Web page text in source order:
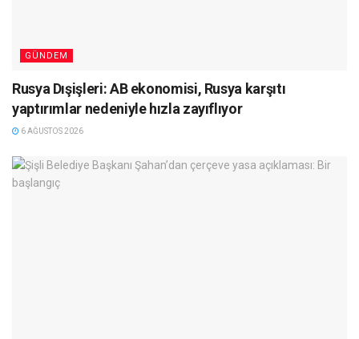
GÜNDEM
Rusya Dışişleri: AB ekonomisi, Rusya karşıtı
yaptırımlar nedeniyle hızla zayıflıyor
6 AĞUSTOS 2026